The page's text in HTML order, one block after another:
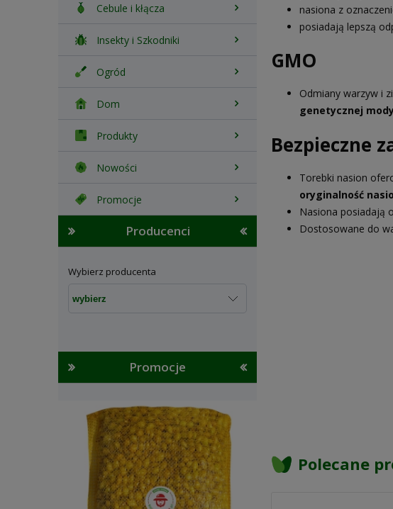
Cebule i kłącza
Insekty i Szkodniki
Ogród
Dom
Produkty
Nowości
Promocje
Producenci
Wybierz producenta
Promocje
nasiona z
posiadają lepszą
GMO
Odmiany warzyw i
genetycznej
Bezpieczne
Torebki nasion
oryginalność
Nasiona posiadają
Dostosowane do
Polecane